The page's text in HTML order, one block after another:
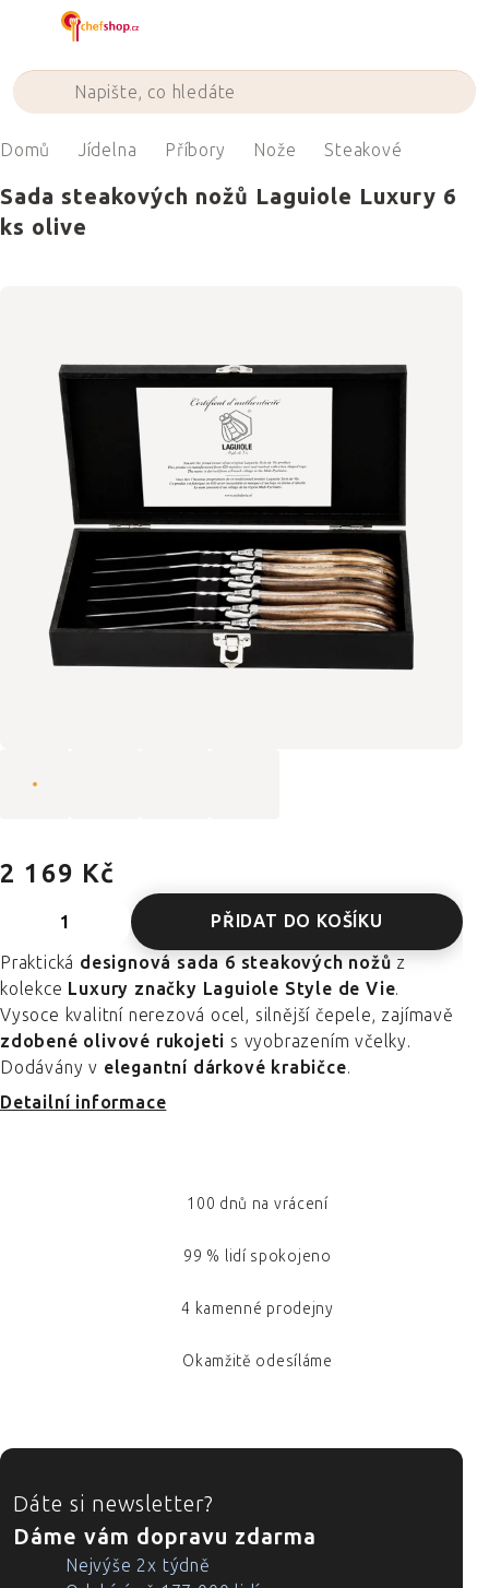
Domů Jídelna Příbory Nože Steakové
Sada steakových nožů Laguiole Luxury 6
ks olive
2 169 Kč
PŘIDAT DO KOŠÍKU
Praktická designová sada 6 steakových nožů z
kolekce Luxury značky Laguiole Style de Vie.
Vysoce kvalitní nerezová ocel, silnější čepele, zajímavě
zdobené olivové rukojeti s vyobrazením včelky.
Dodávány v elegantní dárkové krabičce.
Detailní informace
100 dnů na vrácení
99 % lidí spokojeno
4 kamenné prodejny
Okamžitě odesíláme
ZÁPATÍ
Dáte si newsletter?
Dáme vám dopravu zdarma
Nejvýše 2x týdně